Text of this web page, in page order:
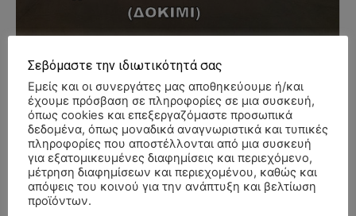
Σεβόμαστε την ιδιωτικότητά σας
Εμείς και οι συνεργάτες μας αποθηκεύουμε ή/και
έχουμε πρόσβαση σε πληροφορίες σε μια συσκευή,
όπως cookies και επεξεργαζόμαστε προσωπικά
δεδομένα, όπως μοναδικά αναγνωριστικά και τυπικές
πληροφορίες που αποστέλλονται από μια συσκευή
για εξατομικευμένες διαφημίσεις και περιεχόμενο,
μέτρηση διαφημίσεων και περιεχομένου, καθώς και
απόψεις του κοινού για την ανάπτυξη και βελτίωση
προϊόντων.